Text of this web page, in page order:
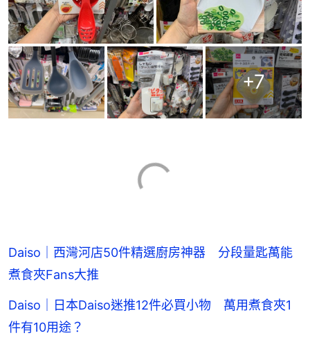
+7
Daiso｜西灣河店50件精選廚房神器 分段量匙萬能
煮食夾Fans大推
Daiso｜日本Daiso迷推12件必買小物 萬用煮食夾1
件有10用途？